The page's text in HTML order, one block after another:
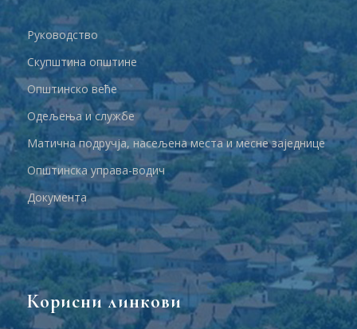
Руководство
Скупштина општине
Општинско веће
Одељења и службе
Матична подручја, насељена места и месне заједнице
Општинска управа-водич
Документа
Корисни линкови